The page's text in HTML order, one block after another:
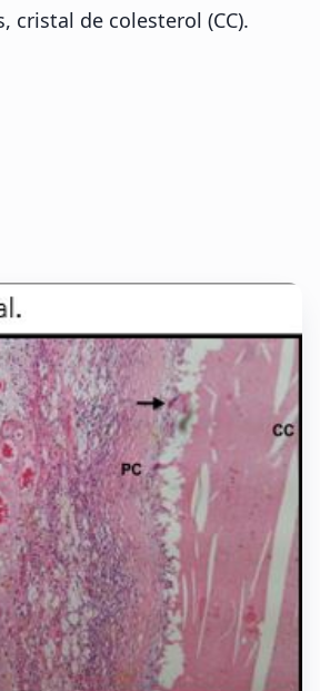
cristal de colesterol (CC).